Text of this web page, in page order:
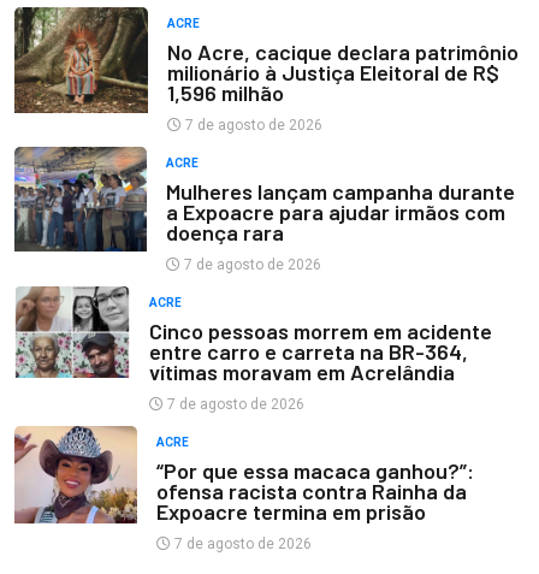
ACRE
No Acre, cacique declara patrimônio
milionário à Justiça Eleitoral de R$
1,596 milhão
7 de agosto de 2026
ACRE
Mulheres lançam campanha durante
a Expoacre para ajudar irmãos com
doença rara
7 de agosto de 2026
ACRE
Cinco pessoas morrem em acidente
entre carro e carreta na BR-364,
vítimas moravam em Acrelândia
7 de agosto de 2026
ACRE
“Por que essa macaca ganhou?”:
ofensa racista contra Rainha da
Expoacre termina em prisão
7 de agosto de 2026